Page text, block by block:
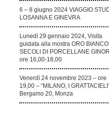
6 – 8 giugno 2024 VIAGGIO
LOSANNA E GINEVRA
Lunedì 29 gennaio 2024, Visita
guidata alla mostra ORO
SECOLI DI PORCELLANE
ore 16,00-18,00
Venerdì 24 novembre 2023 – ore
19,00 – “MILANO, I
Bergamo 20, Monza